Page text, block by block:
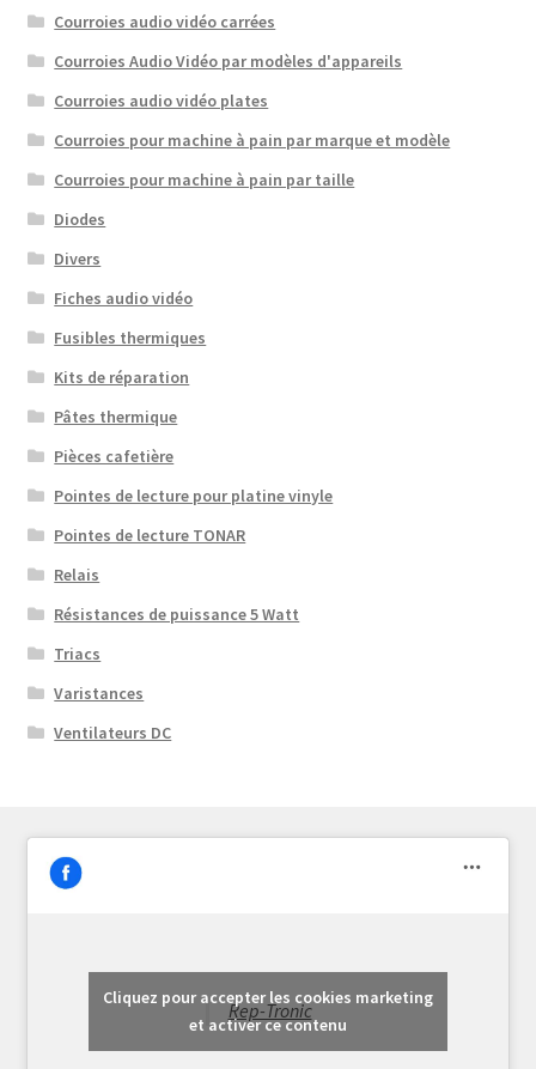
Courroies audio vidéo carrées
Courroies Audio Vidéo par modèles d'appareils
Courroies audio vidéo plates
Courroies pour machine à pain par marque et modèle
Courroies pour machine à pain par taille
Diodes
Divers
Fiches audio vidéo
Fusibles thermiques
Kits de réparation
Pâtes thermique
Pièces cafetière
Pointes de lecture pour platine vinyle
Pointes de lecture TONAR
Relais
Résistances de puissance 5 Watt
Triacs
Varistances
Ventilateurs DC
Rep-Tronic
Cliquez pour accepter les cookies marketing
et activer ce contenu